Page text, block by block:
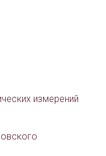
измерений